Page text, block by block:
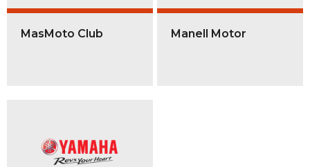
MasMoto Club Manell Motor